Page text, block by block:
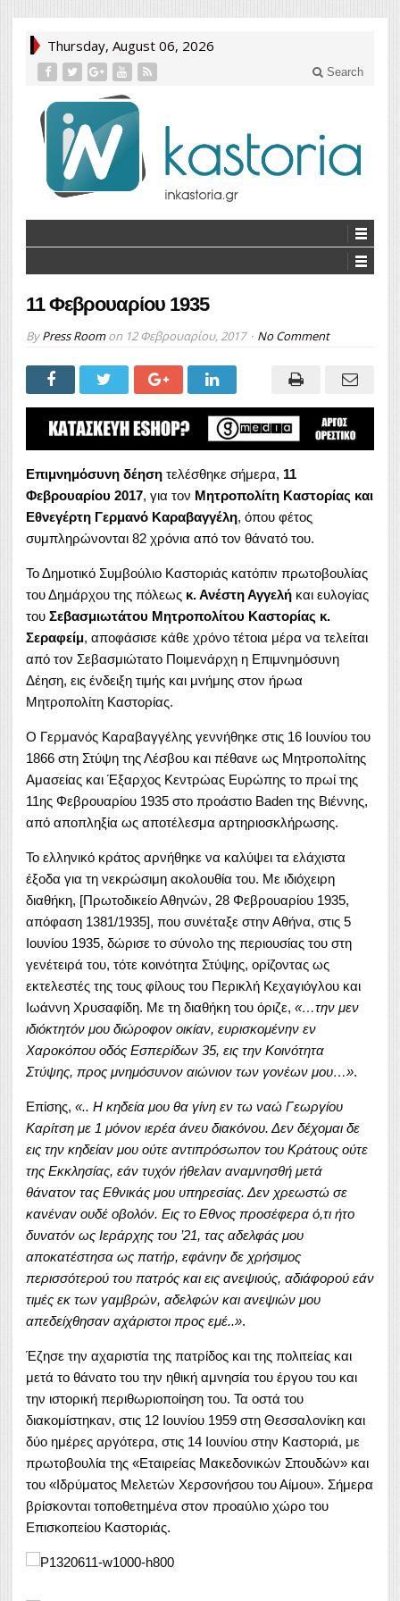
Thursday, August 06, 2026
Search
11 Φεβρουαρίου 1935
ByPress Roomon 12 Φεβρουαρίου, 2017 No Comment
Επιμνημόσυνη δέηση τελέσθηκε σήμερα, 11
Φεβρουαρίου 2017, για τον Μητροπολίτη Καστορίας και
Εθνεγέρτη Γερμανό Καραβαγγέλη, όπου φέτος
συμπληρώνονται 82 χρόνια από τον θάνατό του.
Το Δημοτικό Συμβούλιο Καστοριάς κατόπιν πρωτοβουλίας
του Δημάρχου της πόλεως κ. Ανέστη Αγγελή και ευλογίας
του Σεβασμιωτάτου Μητροπολίτου Καστορίας κ.
Σεραφείμ, αποφάσισε κάθε χρόνο τέτοια μέρα να τελείται
από τον Σεβασμιώτατο Ποιμενάρχη η Επιμνημόσυνη
Δέηση, εις ένδειξη τιμής και μνήμης στον ήρωα
Μητροπολίτη Καστορίας.
Ο Γερμανός Καραβαγγέλης γεννήθηκε στις 16 Ιουνίου του
1866 στη Στύψη της Λέσβου και πέθανε ως Μητροπολίτης
Αμασείας και Έξαρχος Κεντρώας Ευρώπης το πρωί της
11ης Φεβρουαρίου 1935 στο προάστιο Baden της Βιέννης,
από αποπληξία ως αποτέλεσμα αρτηριοσκλήρωσης.
Το ελληνικό κράτος αρνήθηκε να καλύψει τα ελάχιστα
έξοδα για τη νεκρώσιμη ακολουθία του. Με ιδιόχειρη
διαθήκη, [Πρωτοδικείο Αθηνών, 28 Φεβρουαρίου 1935,
απόφαση 1381/1935], που συνέταξε στην Αθήνα, στις 5
Ιουνίου 1935, δώρισε το σύνολο της περιουσίας του στη
γενέτειρά του, τότε κοινότητα Στύψης, ορίζοντας ως
εκτελεστές της τους φίλους του Περικλή Κεχαγιόγλου και
Ιωάννη Χρυσαφίδη. Με τη διαθήκη του όριζε, «…την μεν
ιδιόκτητόν μου διώροφον οικίαν, ευρισκομένην εν
Χαροκόπου οδός Εσπερίδων 35, εις την Κοινότητα
Στύψης, προς μνημόσυνον αιώνιον των γονέων μου…».
Επίσης, «.. Η κηδεία μου θα γίνη εν τω ναώ Γεωργίου
Καρίτση με 1 μόνον ιερέα άνευ διακόνου. Δεν δέχομαι δε
εις την κηδείαν μου ούτε αντιπρόσωπον του Κράτους ούτε
της Εκκλησίας, εάν τυχόν ήθελαν αναμνησθή μετά
θάνατον τας Εθνικάς μου υπηρεσίας. Δεν χρεωστώ σε
κανέναν ουδέ οβολόν. Εις το Εθνος προσέφερα ό,τι ήτο
δυνατόν ως Ιεράρχης του ’21, τας αδελφάς μου
αποκατέστησα ως πατήρ, εφάνην δε χρήσιμος
περισσότερού του πατρός και εις ανεψιούς, αδιάφορού εάν
τιμές εκ των γαμβρών, αδελφών και ανεψιών μου
απεδείχθησαν αχάριστοι προς εμέ..».
Έζησε την αχαριστία της πατρίδος και της πολιτείας και
μετά το θάνατο του την ηθική αμνησία του έργου του και
την ιστορική περιθωριοποίηση του. Τα οστά του
διακομίστηκαν, στις 12 Ιουνίου 1959 στη Θεσσαλονίκη και
δύο ημέρες αργότερα, στις 14 Ιουνίου στην Καστοριά, με
πρωτοβουλία της «Εταιρείας Μακεδονικών Σπουδών» και
του «Ιδρύματος Μελετών Χερσονήσου του Αίμου». Σήμερα
βρίσκονται τοποθετημένα στον προαύλιο χώρο του
Επισκοπείου Καστοριάς.